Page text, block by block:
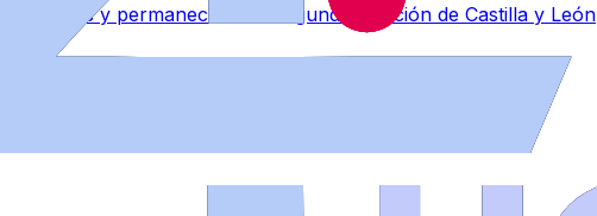
y permanece en la segunda posición de Castilla y León